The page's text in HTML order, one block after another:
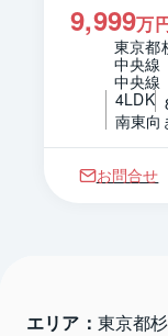
9,999万
東京都
中央線
中央線
4LDK
南東向
お問合せ
エリア： 東京都